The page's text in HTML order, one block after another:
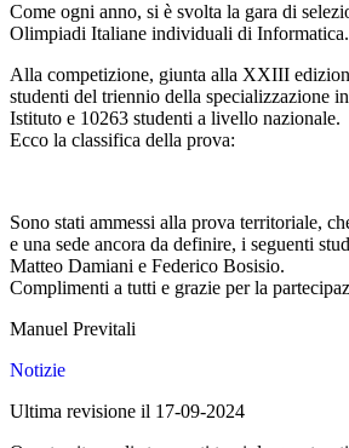
Come ogni anno, si è svolta la gara di
Olimpiadi Italiane individuali di Informatica.
Alla competizione, giunta alla XXIII
studenti del triennio della specializzazione
Istituto e 10263 studenti a livello nazionale.
Ecco la classifica della prova:
Sono stati ammessi alla prova territoriale,
e una sede ancora da definire, i seguenti
Matteo Damiani e Federico Bosisio.
Complimenti a tutti e grazie per la
Manuel Previtali
Notizie
Ultima revisione il 17-09-2024